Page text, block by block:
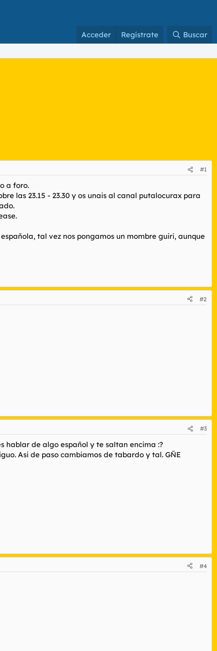
Acceder Regístrate Buscar
#1
a foro.
las 23.15 - 23.30 y os unais al canal putalocurax para
tal vez nos pongamos un mombre guiri, aunque
#2
#3
hablar de algo español y te saltan encima :?
Asi de paso cambiamos de tabardo y tal. GÑE
#4